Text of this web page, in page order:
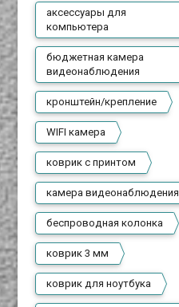
аксессуары для
компьютера
бюджетная камера
видеонаблюдения
кронштейн/крепление
WIFI камера
коврик с принтом
камера видеонаблюдения
беспроводная колонка
коврик 3 мм
коврик для ноутбука